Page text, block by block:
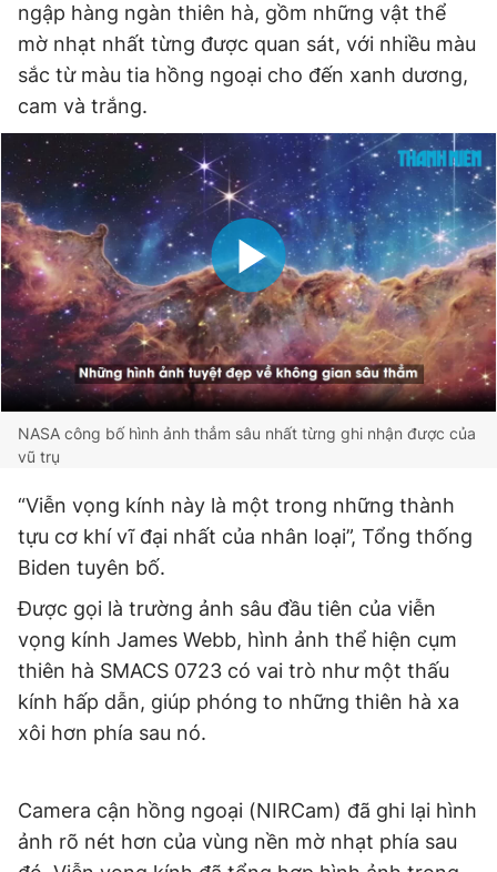
ngập hàng ngàn thiên hà, gồm những vật thể
mờ nhạt nhất từng được quan sát, với nhiều màu
sắc từ màu tia hồng ngoại cho đến xanh dương,
cam và trắng.
NASA công bố hình ảnh thẳm sâu nhất từng ghi nhận được của
vũ trụ
“Viễn vọng kính này là một trong những thành
tựu cơ khí vĩ đại nhất của nhân loại”, Tổng thống
Biden tuyên bố.
Được gọi là trường ảnh sâu đầu tiên của viễn
vọng kính James Webb, hình ảnh thể hiện cụm
thiên hà SMACS 0723 có vai trò như một thấu
kính hấp dẫn, giúp phóng to những thiên hà xa
xôi hơn phía sau nó.
Camera cận hồng ngoại (NIRCam) đã ghi lại hình
ảnh rõ nét hơn của vùng nền mờ nhạt phía sau